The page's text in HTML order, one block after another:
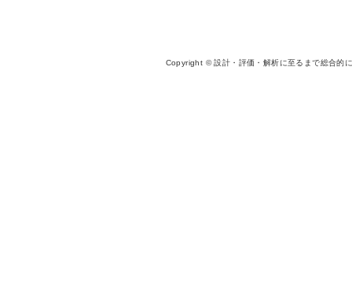
Copyright © 設計・評価・解析に至るまで総合的